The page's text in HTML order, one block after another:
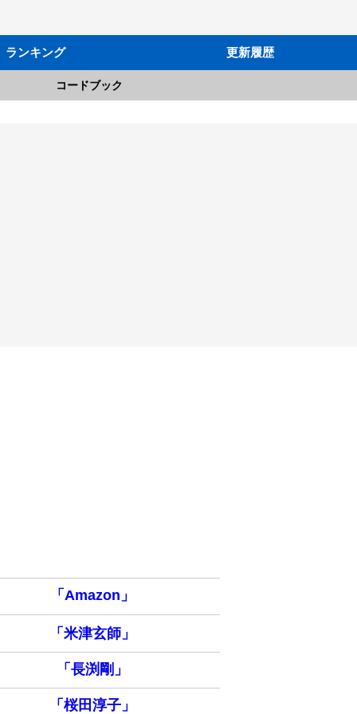
ランキング 更新履歴
コードブック
「Amazon」
「米津玄師」
「長渕剛」
「桜田淳子」